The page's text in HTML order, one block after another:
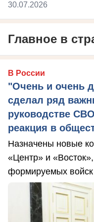
30.07.2026
Главное в
В России
"Очень и очень
сделал ряд
руководстве
реакция в
Назначены новые
«Центр» и
формируемых